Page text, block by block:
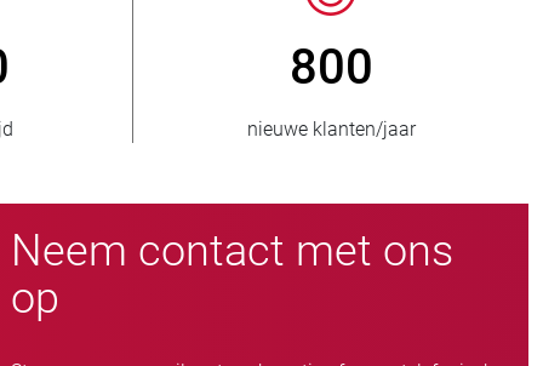
> 15.000
slangafsluiteruitvoeringen
Neem contact met ons
op